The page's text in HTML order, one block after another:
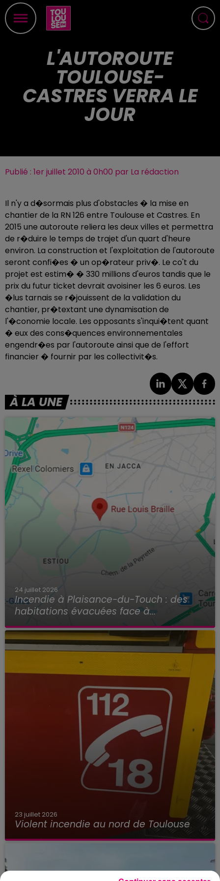
L'AUTOROUTE
TOULOUSE-
CASTRES VERRA LE
JOUR
Publié : 1er juillet 2010 à 0h00 par La rédaction
Il n'y a d�sormais plus d'obstacles � la mise en
chantier de la RN 126 entre Toulouse et Castres. En
2015 une autoroute reliera les deux villes et permettra
de r�duire le temps de trajet d'un quart d'heure
environ. La construction et l'exploitation de l'autoroute
seront confi�es � un op�rateur priv�. Le co't du
projet est estim� � 330 millions d'euros tandis que le
prix du futur ticket devrait avoisiner les 6 euros. Les
�lus tarnais se r�jouissent de la validation du
chantier, pr�textant une dynamisation de
l'�conomie locale. Les opposants s'inqui�tent quant
� eux des cons�quences environnementales
engendr�es par l'autoroute ainsi que de l'effort
financier � fournir par les collectivit�s.
À LA UNE
24 juillet 2026
Incendie à Plaisance-du-Touch : des
habitations évacuées face à...
23 juillet 2026
Violent incendie au nord de Toulouse